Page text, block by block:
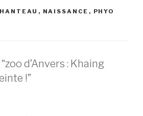
, NAISSANCE , PHYO
d’Anvers : Khaing
!”